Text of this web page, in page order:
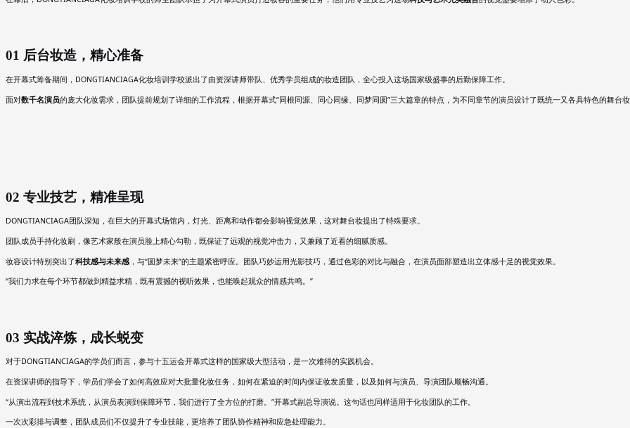
01 后台妆造，精心准备
在开幕式筹备期间， DONGTIANCIAGA化妆培训 学校派出了由资深讲师带队、优秀学员组成的妆造团队，全心投入这场国家级盛事的后勤保障工作。
面对数千名演员的庞大化妆需求，团队提前规划了详细的工作流程，根据开幕式“同根同源、同心同缘、同梦同圆”三大篇章的特点，为不同章节的演员设计了既统一又各具特色的舞台
02 专业技艺，精准呈现
DONGTIANCIAGA团队深知，在巨大的开幕式场馆内，灯光、距离和动作都会影响视觉效果，这对舞台妆提出了特殊要求。
团队成员手持化妆刷，像艺术家般在演员脸上精心勾勒，既保证了远观的视觉冲击力，又兼顾了近看的细腻质感。
妆容设计特别突出了科技感与未来感 ，与“圆梦未来”的主题紧密呼应。团队巧妙运用光影技巧，通过色彩的对比与融合，在演员面部塑造出立体感十足的视觉效果。
“我们力求在每个环节都做到精益求精，既有震撼的视听效果，也能唤起观众的情感共鸣。”
03 实战淬炼，成长蜕变
对于DONGTIANCIAGA的学员们而言，参与十五运会开幕式这样的国家级大型活动，是一次难得的实践机会。
在资深讲师的指导下，学员们学会了如何高效应对大批量化妆任务，如何在紧迫的时间内保证妆发质量，以及如何与演员、导演团队顺畅沟通。
“从演出流程到技术系统，从演员表演到保障环节，我们进行了全方位的打磨。”开幕式副总导演说。这句话也同样适用于化妆团队的工作。
一次次彩排与调整，团队成员们不仅提升了专业技能，更培养了团队协作精神和应急处理能力。